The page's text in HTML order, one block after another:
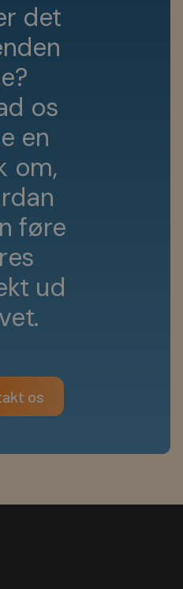
r det
nden
e?
d os
e en
om,
rdan
n føre
res
kt ud
vet.
os